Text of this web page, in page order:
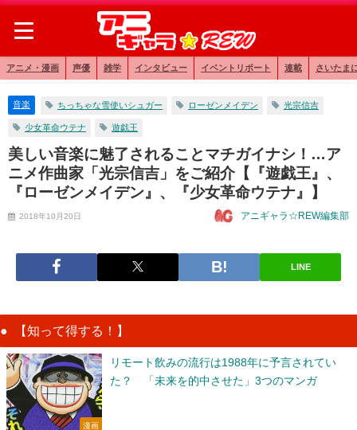
アニメ・漫画 声優 雑学 インタビュー イベントリポート 連載 さいたま
音楽 ちっちゃな雪使いシュガー ローゼンメイデン 光宗信吉
少女革命ウテナ 遊戯王
美しい音楽に魅了されることマチガイナシ！…ア
ニメ作曲家「光宗信吉」をご紹介【『遊戯王』、
『ローゼンメイデン』、『少女革命ウテナ』】
2018年10月20日 アニギャラ☆REW編集部
LINE
【知って得する！】
漫画
リモート飲みの流行は1988年に予言されてい
た？ 「未来を的中させた」3つのマンガ